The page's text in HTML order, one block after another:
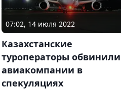
07:02, 14 июля 2022
Казахстанские
туроператоры обвинили
авиакомпании в
спекуляциях